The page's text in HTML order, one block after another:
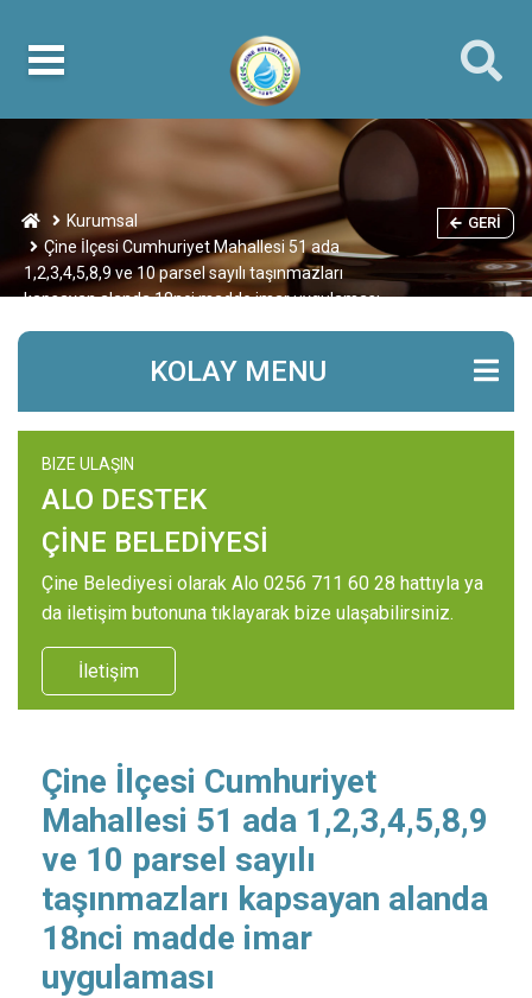
Kurumsal
Çine İlçesi Cumhuriyet Mahallesi 51 ada
1,2,3,4,5,8,9 ve 10 parsel sayılı taşınmazları
kapsayan alanda 18nci madde imar uygulaması
GERI
KOLAY MENU
BIZE ULAŞIN
ALO DESTEK
ÇİNE BELEDİYESİ
Çine Belediyesi olarak Alo 0256 711 60 28 hattıyla ya
da iletişim butonuna tıklayarak bize ulaşabilirsiniz.
İletişim
Çine İlçesi Cumhuriyet
Mahallesi 51 ada 1,2,3,4,5,8,9
ve 10 parsel sayılı
taşınmazları kapsayan alanda
18nci madde imar
uygulaması